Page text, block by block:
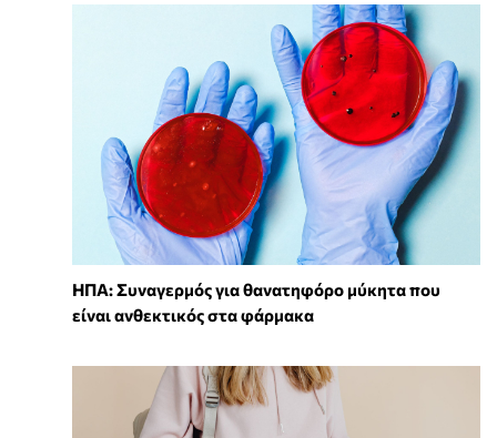
ΗΠΑ: Συναγερμός για θανατηφόρο μύκητα που
είναι ανθεκτικός στα φάρμακα